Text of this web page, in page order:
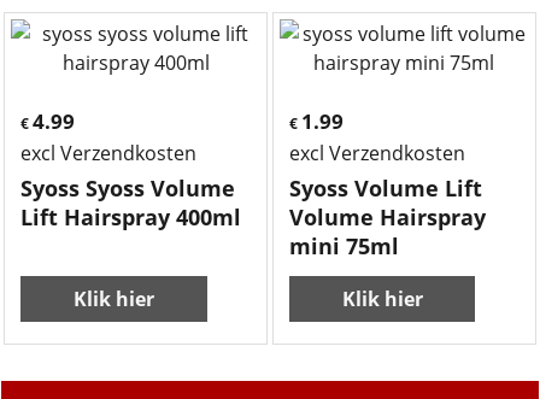
€ 4.99
excl Verzendkosten
Syoss Syoss Volume
Lift Hairspray 400ml
Klik hier
€ 1.99
excl Verzendkosten
Syoss Volume Lift
Volume Hairspray
mini 75ml
Klik hier